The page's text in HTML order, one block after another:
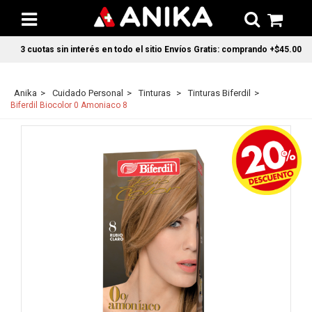
3 cuotas sin interés en todo el sitio Envíos Gratis: comprando +$45.000 en
Anika Cuidado Personal Tinturas Tinturas Biferdil
Biferdil Biocolor 0 Amoniaco 8